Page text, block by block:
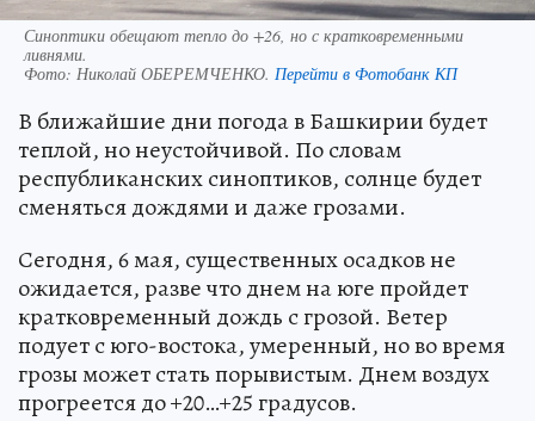
Синоптики обещают тепло до +26, но с кратковременными
ливнями.
Фото: Николай ОБЕРЕМЧЕНКО. Перейти в Фотобанк КП
В ближайшие дни погода в Башкирии будет
теплой, но неустойчивой. По словам
республиканских синоптиков, солнце будет
сменяться дождями и даже грозами.
Сегодня, 6 мая, существенных осадков не
ожидается, разве что днем на юге пройдет
кратковременный дождь с грозой. Ветер
подует с юго-востока, умеренный, но во время
грозы может стать порывистым. Днем воздух
прогреется до +20…+25 градусов.